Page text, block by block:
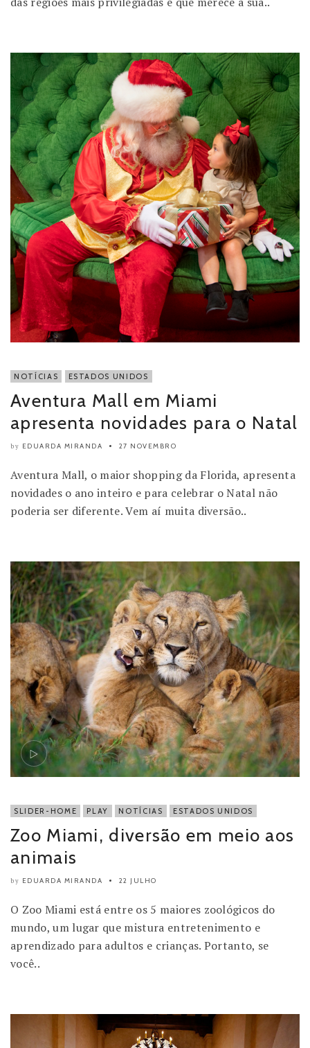
NOTÍCIAS ESTADOS UNIDOS
Aventura Mall em Miami
apresenta novidades para o Natal
by EDUARDA MIRANDA 27 NOVEMBRO
Aventura Mall, o maior shopping da Florida, apresenta
novidades o ano inteiro e para celebrar o Natal não
poderia ser diferente. Vem aí muita diversão..
SLIDER-HOME PLAY NOTÍCIAS ESTADOS UNIDOS
Zoo Miami, diversão em meio aos
animais
by EDUARDA MIRANDA 22 JULHO
O Zoo Miami está entre os 5 maiores zoológicos do
mundo, um lugar que mistura entretenimento e
aprendizado para adultos e crianças. Portanto, se
você..